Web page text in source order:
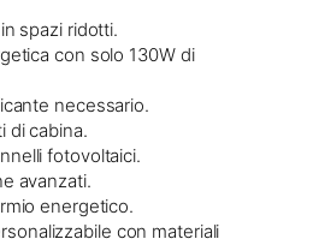
spazi ridotti.
con solo 130W di
necessario.
di cabina.
fotovoltaici.
avanzati.
energetico.
con materiali